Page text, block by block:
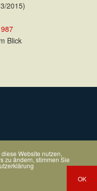
2015)
Blick
Website nutzen,
zu ändern, stimmen Sie
OK